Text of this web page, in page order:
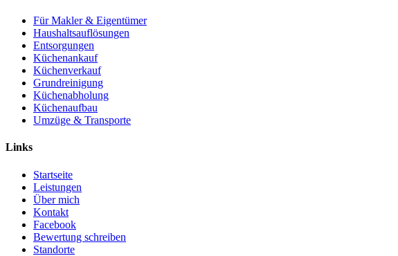
Für Makler & Eigentümer
Haushaltsauflösungen
Entsorgungen
Küchenankauf
Küchenverkauf
Grundreinigung
Küchenabholung
Küchenaufbau
Umzüge & Transporte
Links
Startseite
Leistungen
Über mich
Kontakt
Facebook
Bewertung schreiben
Standorte